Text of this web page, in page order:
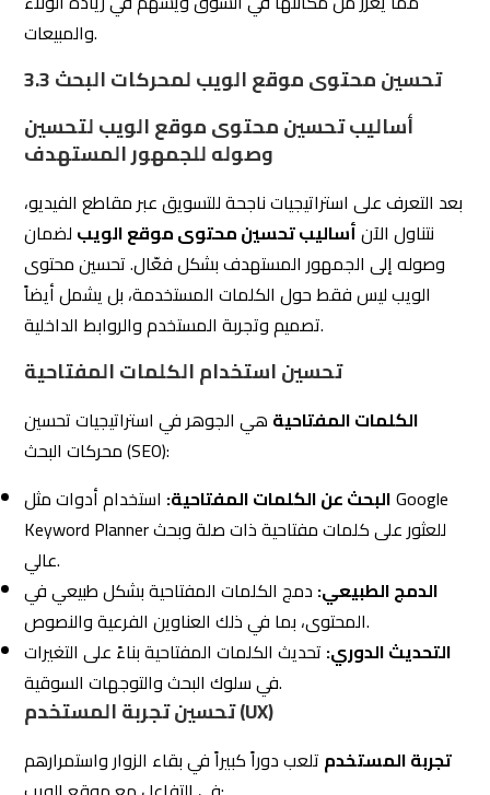
بعد التعرف على استراتيجيات ناجحة للتسويق عبر مقاطع الفيديو،
تحسين محتوى موقع الويبلضمان
وصوله إلى الجمهور المستهدف بشكل فعّال. تحسين محتوى
الويب ليس فقط حول الكلمات المستخدمة، بل يشمل أيضاً
تصميم وتجربة المستخدم والروابط الداخلية.
تحسين استخدام الكلمات المفتاحية
الكلمات المفتاحيةهي الجوهر في استراتيجيات تحسين
محركات البحث (SEO):
البحث عن الكلمات المفتاحية:استخدام أدوات مثل Google
Keyword Planner للعثور على كلمات مفتاحية ذات صلة وبحث
عالي.
الدمج الطبيعي:دمج الكلمات المفتاحية بشكل طبيعي في
المحتوى، بما في ذلك العناوين الفرعية والنصوص.
تحديث الكلمات المفتاحية بناءً على التغيرات
في سلوك البحث والتوجهات السوقية.
تحسين تجربة المستخدم (UX)
تلعب دوراً كبيراً في بقاء الزوار واستمرارهم
في التفاعل مع موقع الويب:
سهولة التصفح:تصميم موقع بسيط وسهل الاستخدام يتيح
للزوار العثور على المعلومات بسرعة.
تحسين سرعة تحميل صفحات الموقع يقلل من
التصميم الجذاب:استخدام تصميم جذاب ومتجاوب يعزز من